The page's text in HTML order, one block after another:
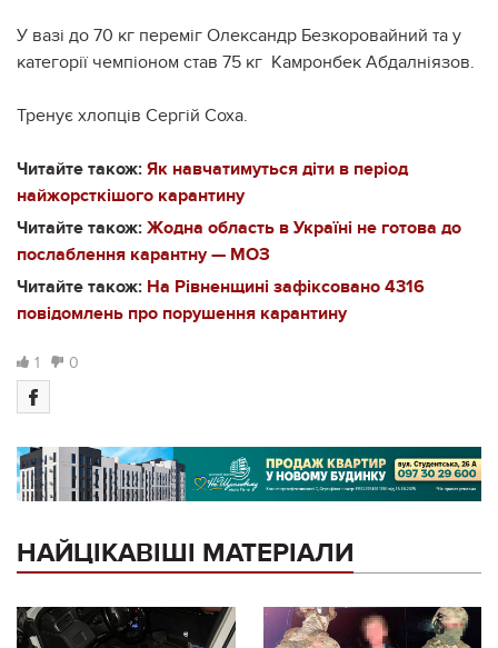
У вазі до 70 кг переміг Олександр Безкоровайний та у
категорії чемпіоном став 75 кг Камронбек Абдалніязов.
Тренує хлопців Сергій Соха.
Читайте також: Як навчатимуться діти в період
найжорсткішого карантину
Читайте також: Жодна область в Україні не готова до
послаблення карантну — МОЗ
Читайте також: На Рівненщині зафіксовано 4316
повідомлень про порушення карантину
1 0
НАЙЦІКАВІШІ МАТЕРІАЛИ